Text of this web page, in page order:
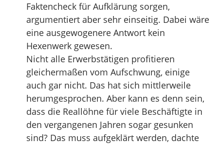
Faktencheck für Aufklärung sorgen,
argumentiert aber sehr einseitig. Dabei wäre
eine ausgewogenere Antwort kein
Hexenwerk gewesen.
Nicht alle Erwerbstätigen profitieren
gleichermaßen vom Aufschwung, einige
auch gar nicht. Das hat sich mittlerweile
herumgesprochen. Aber kann es denn sein,
dass die Reallöhne für viele Beschäftigte in
den vergangenen Jahren sogar gesunken
sind? Das muss aufgeklärt werden, dachte